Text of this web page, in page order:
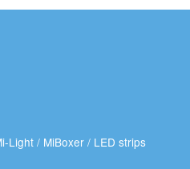
Light / MiBoxer / LED strips